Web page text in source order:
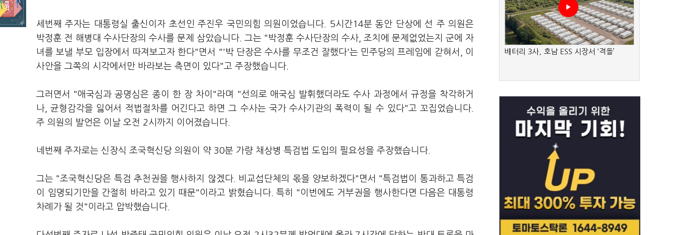
세번째 주자는 대통령실 출신이자 초선인 주진우 국민의힘 의원이었습니다. 5시간14분 동안 단상에 선 주 의원은
박정훈 전 해병대 수사단장의 수사를 문제 삼았습니다. 그는 "박정훈 수사단장의 수사, 조치에 문제없었는지 군에 자
녀를 보낼 부모 입장에서 따져보고자 한다"면서 "'박 단장은 수사를 무조건 잘했다'는 민주당의 프레임에 갇혀서, 이
사안을 그쪽의 시각에서만 바라보는 측면이 있다"고 주장했습니다.
그러면서 "애국심과 공명심은 종이 한 장 차이"라며 "선의로 애국심 발휘했더라도 수사 과정에서 규정을 착각하거
나, 균형감각을 잃어서 적법절차를 어긴다고 하면 그 수사는 국가 수사기관의 폭력이 될 수 있다"고 꼬집었습니다.
주 의원의 발언은 이날 오전 2시까지 이어졌습니다.
네번째 주자로는 신장식 조국혁신당 의원이 약 30분 가량 채상병 특검법 도입의 필요성을 주장했습니다.
그는 "조국혁신당은 특검 추천권을 행사하지 않겠다. 비교섭단체의 몫을 양보하겠다"면서 "특검법이 통과하고 특검
이 임명되기만을 간절히 바라고 있기 때문"이라고 밝혔습니다. 특히 "이번에도 거부권을 행사한다면 다음은 대통령
차례가 될 것"이라고 압박했습니다.
배터리 3사, 호남 ESS 시장서 ‘격돌’